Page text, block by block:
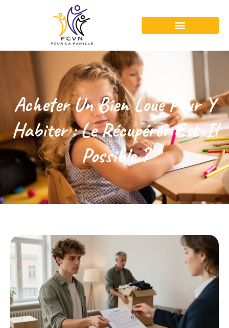
Acheter Un Bien Loué Pour Y
Habiter : Le Récupérer Est-Il
Possible ?